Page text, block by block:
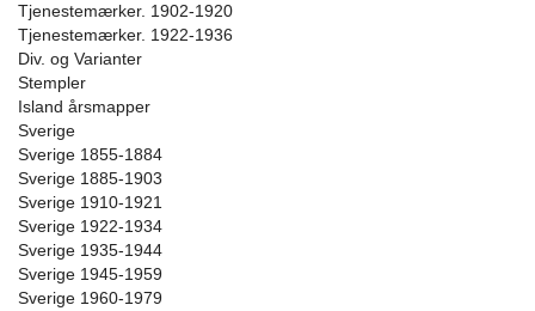
Tjenestemærker. 1902-1920
Tjenestemærker. 1922-1936
Div. og Varianter
Stempler
Island årsmapper
Sverige
Sverige 1855-1884
Sverige 1885-1903
Sverige 1910-1921
Sverige 1922-1934
Sverige 1935-1944
Sverige 1945-1959
Sverige 1960-1979